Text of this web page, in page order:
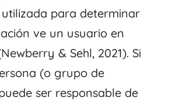
para determinar
ve un usuario en
& Sehl, 2021). Si
(o grupo de
ser responsable de